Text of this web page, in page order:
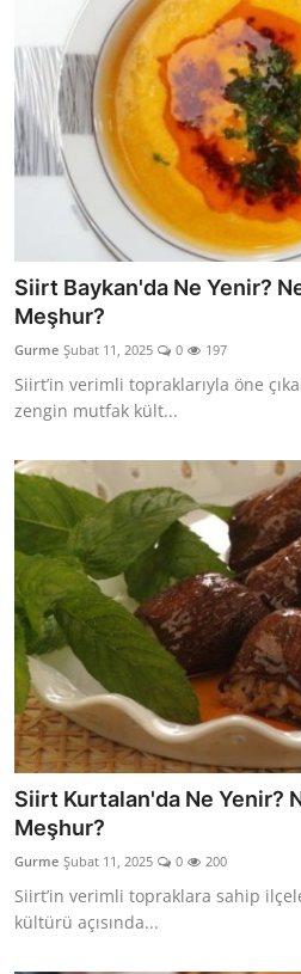
Siirt Baykan'da Ne Yenir?
Meşhur?
Gurme Şubat 11, 2025 0 197
Siirt’in verimli topraklarıyla öne
zengin mutfak kült...
Siirt Kurtalan'da Ne Yenir?
Meşhur?
Gurme Şubat 11, 2025 0 200
Siirt’in verimli topraklara sahip
kültürü açısında...